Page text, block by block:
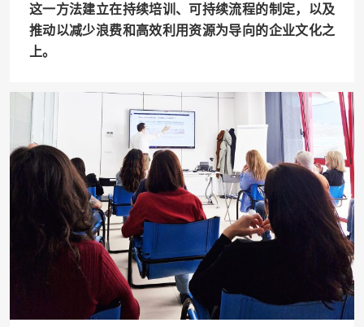
这一方法建立在持续培训、可持续流程的制定，以及
推动以减少浪费和高效利用资源为导向的企业文化之
上。